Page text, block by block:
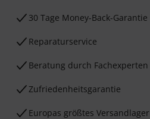
30 Tage Money-Back-Garantie
Reparaturservice
Beratung durch Fachexperten
Zufriedenheitsgarantie
Europas größtes Versandlager